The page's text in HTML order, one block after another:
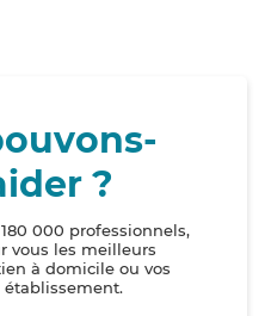
?
000 professionnels,
vous les meilleurs
à domicile ou vos
établissement.